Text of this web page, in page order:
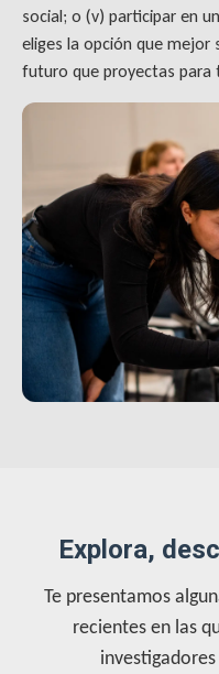
social; o (v) participar en
eliges la opción que mejor
futuro que proyectas para
Explora,
Te presentamos
recientes en las